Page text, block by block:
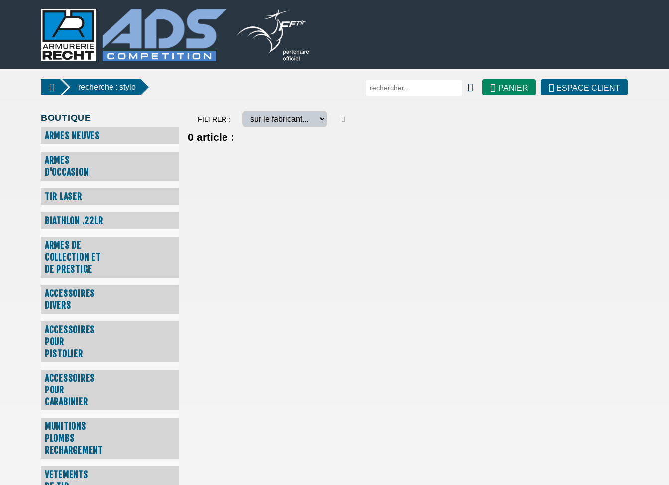
PANIER ESPACE CLIENT
recherche : stylo
BOUTIQUE
ARMES NEUVES
ARMES
D'OCCASION
TIR LASER
BIATHLON .22LR
ARMES DE
COLLECTION ET
DE PRESTIGE
ACCESSOIRES
DIVERS
ACCESSOIRES
POUR
PISTOLIER
ACCESSOIRES
POUR
CARABINIER
MUNITIONS
PLOMBS
RECHARGEMENT
VETEMENTS
FILTRER :
0 article :